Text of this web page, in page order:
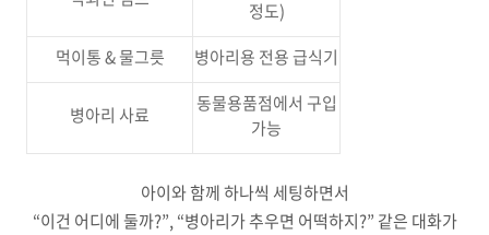
정도)
먹이통 & 물그릇
병아리용 전용 급식기
병아리 사료
동물용품점에서 구입
가능
아이와 함께 하나씩 세팅하면서
“이건 어디에 둘까?”, “병아리가 추우면 어떡하지?” 같은 대화가